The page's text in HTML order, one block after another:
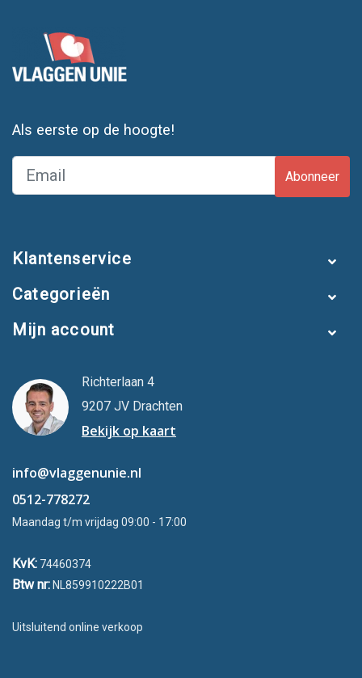
Als eerste op de hoogte!
Abonneer
Klantenservice
Categorieën
Mijn account
Richterlaan 4
9207 JV Drachten
Bekijk op kaart
info@vlaggenunie.nl
0512-778272
Maandag t/m vrijdag 09:00 - 17:00
KvK: 74460374
Btw nr: NL859910222B01
Uitsluitend online verkoop